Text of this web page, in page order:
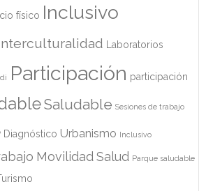
físico Inclusivo
Laboratorios
Participación participación
Saludable Sesiones de trabajo
Diagnóstico Urbanismo Inclusivo
Movilidad Salud Parque saludable